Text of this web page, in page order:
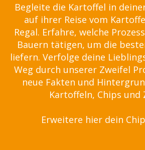
Begleite die Kartoffel in
auf ihrer Reise vom
Regal. Erfahre, welche
Bauern tätigen, um die
liefern. Verfolge deine
Weg durch unserer Zweifel
neue Fakten und
Kartoffeln, Chips und
Erweitere hier dein